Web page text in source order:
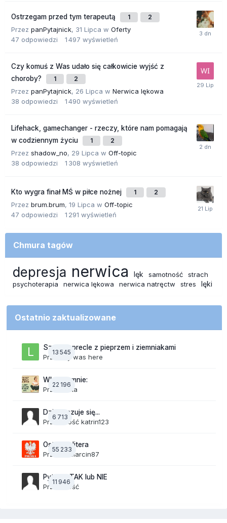
Ostrzegam przed tym terapeutą 1 2
Przez panPytajnick, 31 Lipca w Oferty
47 odpowiedzi 1 497 wyświetleń
Czy komuś z Was udało się całkowicie wyjść z
choroby?
1 2
Przez panPytajnick, 26 Lipca w Nerwica lękowa
38 odpowiedzi 1 490 wyświetleń
Lifehack, gamechanger - rzeczy, które nam pomagają
w codziennym życiu
1 2
Przez shadow_no, 29 Lipca w Off-topic
38 odpowiedzi 1 308 wyświetleń
Kto wygra finał MŚ w piłce nożnej 1 2
Przez brum.brum, 19 Lipca w Off-topic
47 odpowiedzi 1 291 wyświetleń
Chmura tagów
depresja nerwica lęk samotność
strach
psychoterapia
nerwica lękowa nerwica natręctw stres lęki
Ostatnio zaktualizowane
13 545
Szalone precle z pieprzem i ziemniakami
Przez lily was here
22 196
Wkurza mnie:
Przezlinka
6 713
Dzisiaj czuje się...
Przez Gość katrin123
55 233
Ostatnia litera
Przez19Marcin87
11 946
Pytania TAK lub NIE
Przez Gość